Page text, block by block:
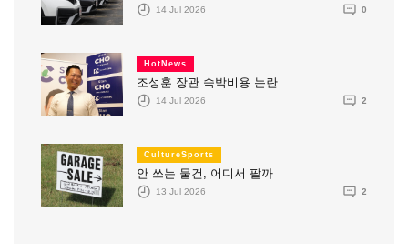
14 Jul 2026 0
HotNews
조성훈 장관 숙박비용 논란
14 Jul 2026 2
CultureSports
안 쓰는 물건, 어디서 팔까
13 Jul 2026 2